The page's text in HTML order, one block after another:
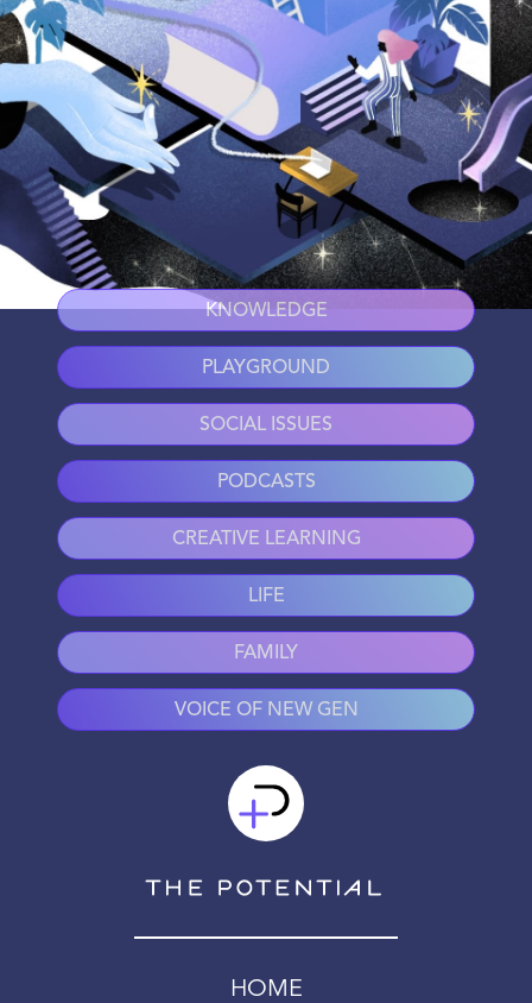
KNOWLEDGE
PLAYGROUND
SOCIAL ISSUES
PODCASTS
CREATIVE LEARNING
LIFE
FAMILY
VOICE OF NEW GEN
HOME